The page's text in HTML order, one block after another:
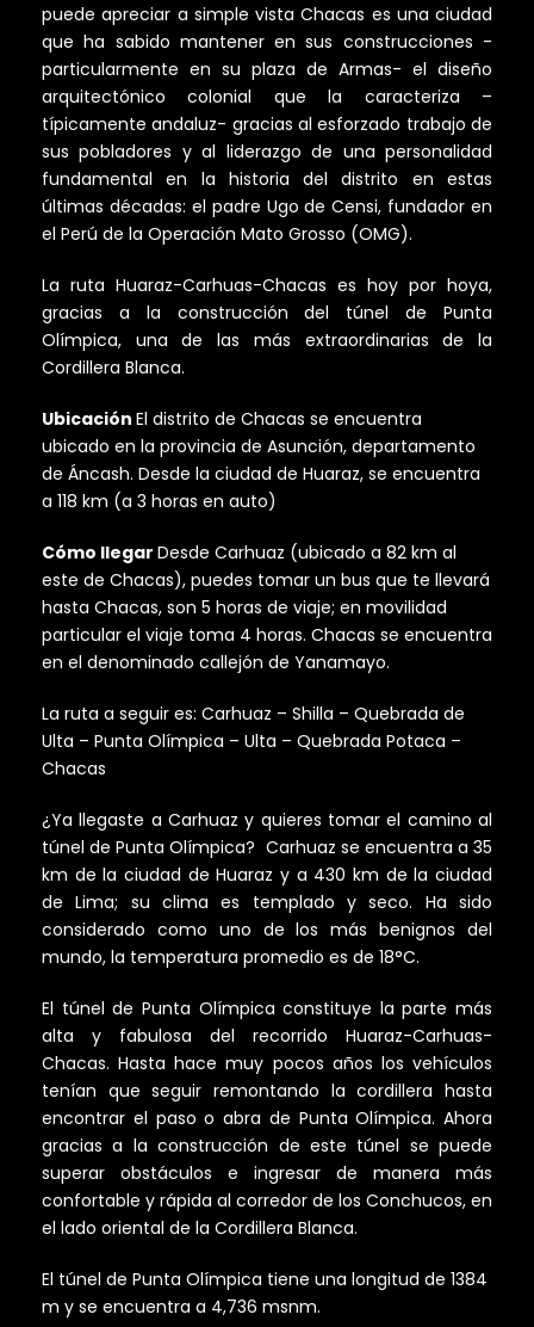
puede apreciar a simple vista Chacas es una ciudad
que ha sabido mantener en sus construcciones -
particularmente en su plaza de Armas- el diseño
arquitectónico colonial que la caracteriza –
típicamente andaluz- gracias al esforzado trabajo de
sus pobladores y al liderazgo de una personalidad
fundamental en la historia del distrito en estas
últimas décadas: el padre Ugo de Censi, fundador en
el Perú de la Operación Mato Grosso (OMG).
La ruta Huaraz-Carhuas-Chacas es hoy por hoya,
gracias a la construcción del túnel de Punta
Olímpica, una de las más extraordinarias de la
Cordillera Blanca.
Ubicación El distrito de Chacas se encuentra
ubicado en la provincia de Asunción, departamento
de Áncash. Desde la ciudad de Huaraz, se encuentra
a 118 km (a 3 horas en auto)
Cómo llegar Desde Carhuaz (ubicado a 82 km al
este de Chacas), puedes tomar un bus que te llevará
hasta Chacas, son 5 horas de viaje; en movilidad
particular el viaje toma 4 horas. Chacas se encuentra
en el denominado callejón de Yanamayo.
La ruta a seguir es: Carhuaz – Shilla – Quebrada de
Ulta – Punta Olímpica – Ulta – Quebrada Potaca –
Chacas
¿Ya llegaste a Carhuaz y quieres tomar el camino al
túnel de Punta Olímpica? Carhuaz se encuentra a 35
km de la ciudad de Huaraz y a 430 km de la ciudad
de Lima; su clima es templado y seco. Ha sido
considerado como uno de los más benignos del
mundo, la temperatura promedio es de 18°C.
El túnel de Punta Olímpica constituye la parte más
alta y fabulosa del recorrido Huaraz-Carhuas-
Chacas. Hasta hace muy pocos años los vehículos
tenían que seguir remontando la cordillera hasta
encontrar el paso o abra de Punta Olímpica. Ahora
gracias a la construcción de este túnel se puede
superar obstáculos e ingresar de manera más
confortable y rápida al corredor de los Conchucos, en
el lado oriental de la Cordillera Blanca.
El túnel de Punta Olímpica tiene una longitud de 1384
m y se encuentra a 4,736 msnm.